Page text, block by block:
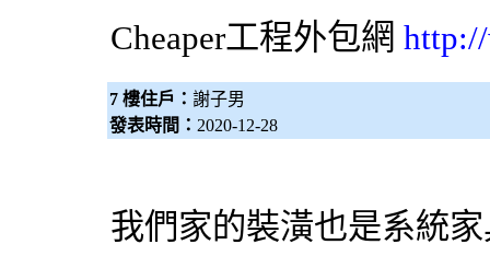
Cheaper工程外包網
7 樓住戶： 謝子男
發表時間： 2020-12-28
我們家的裝潢也是系統